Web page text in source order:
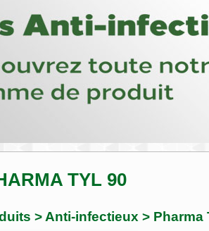
TYL 90
> Anti-infectieux > Pharma